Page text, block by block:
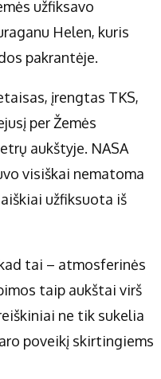
užfiksavo
Helen, kuris
pakrantėje.
įrengtas TKS,
per Žemės
aukštyje. NASA
visiškai nematoma
užfiksuota iš
tai – atmosferinės
taip aukštai virš
ne tik sukelia
poveikį skirtingiems